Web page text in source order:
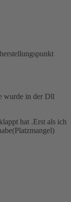
wurde in der Dll
hat .Erst als ich